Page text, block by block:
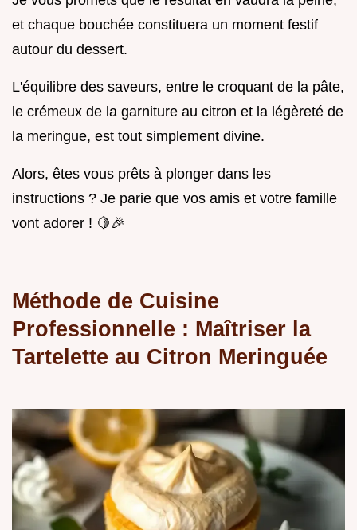
et chaque bouchée constituera un moment festif
autour du dessert.
L'équilibre des saveurs, entre le croquant de la pâte,
le crémeux de la garniture au citron et la légèreté de
la meringue, est tout simplement divine.
Alors, êtes vous prêts à plonger dans les
instructions ? Je parie que vos amis et votre famille
vont adorer ! 🍋🎉
Méthode de Cuisine
Professionnelle : Maîtriser la
Tartelette au Citron Meringuée